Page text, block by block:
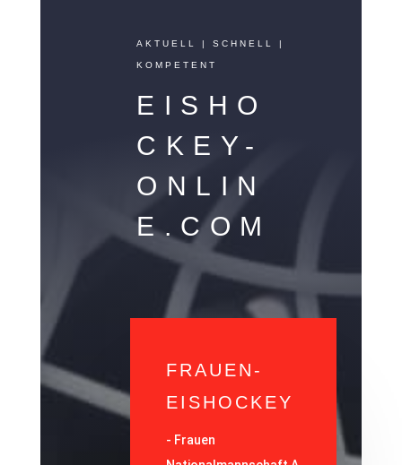
AKTUELL | SCHNELL |
KOMPETENT
EISHO
CKEY-
ONLIN
E.COM
FRAUEN-
EISHOCKEY
- Frauen